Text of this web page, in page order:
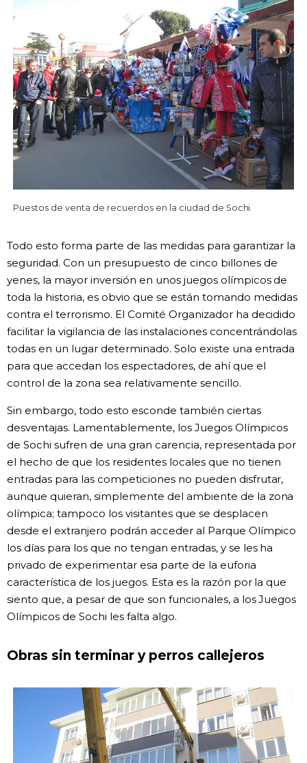
Puestos de venta de recuerdos en la ciudad de Sochi.
Todo esto forma parte de las medidas para garantizar la
seguridad. Con un presupuesto de cinco billones de
yenes, la mayor inversión en unos juegos olímpicos de
toda la historia, es obvio que se están tomando medidas
contra el terrorismo. El Comité Organizador ha decidido
facilitar la vigilancia de las instalaciones concentrándolas
todas en un lugar determinado. Solo existe una entrada
para que accedan los espectadores, de ahí que el
control de la zona sea relativamente sencillo.
Sin embargo, todo esto esconde también ciertas
desventajas. Lamentablemente, los Juegos Olímpicos
de Sochi sufren de una gran carencia, representada por
el hecho de que los residentes locales que no tienen
entradas para las competiciones no pueden disfrutar,
aunque quieran, simplemente del ambiente de la zona
olímpica; tampoco los visitantes que se desplacen
desde el extranjero podrán acceder al Parque Olímpico
los días para los que no tengan entradas, y se les ha
privado de experimentar esa parte de la euforia
característica de los juegos. Esta es la razón por la que
siento que, a pesar de que son funcionales, a los Juegos
Olímpicos de Sochi les falta algo.
Obras sin terminar y perros callejeros